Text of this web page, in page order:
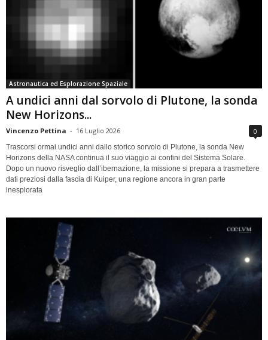
Astronautica ed Esplorazione Spaziale
A undici anni dal sorvolo di Plutone, la sonda
New Horizons...
Vincenzo Pettina - 16 Luglio 2026 0
Trascorsi ormai undici anni dallo storico sorvolo di Plutone, la sonda New
Horizons della NASA continua il suo viaggio ai confini del Sistema Solare.
Dopo un nuovo risveglio dall’ibernazione, la missione si prepara a trasmettere
dati preziosi dalla fascia di Kuiper, una regione ancora in gran parte
inesplorata